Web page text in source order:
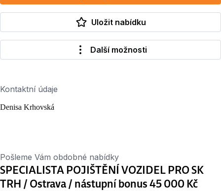
Uložit nabídku
Další možnosti
Kontaktní údaje
Denisa Krhovská
Pošleme Vám obdobné nabídky
SPECIALISTA POJIŠTĚNÍ VOZIDEL PRO SK
TRH / Ostrava / nástupní bonus 45 000 Kč